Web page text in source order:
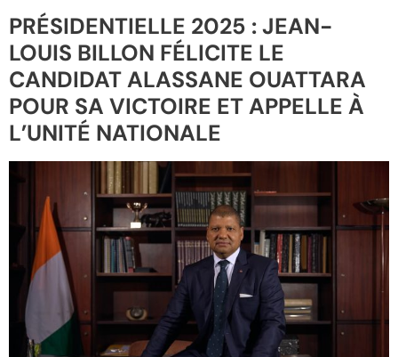
PRÉSIDENTIELLE 2025 : JEAN-
LOUIS BILLON FÉLICITE LE
CANDIDAT ALASSANE OUATTARA
POUR SA VICTOIRE ET APPELLE À
L’UNITÉ NATIONALE